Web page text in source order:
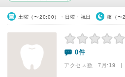
土曜（〜20:00）・日曜・祝日 夜（〜
0件
アクセス数 7月:19 |